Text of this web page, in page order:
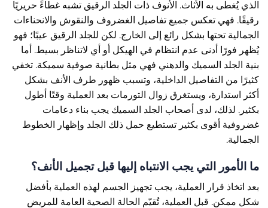
الذي يُغطى به الأثاث. الأنوف ذات الجلد الرقيق تشبه غطاءً حريريًا
رقيقًا. فهي تعكس جميع تفاصيل الغضروف والنقوش والانحناءات
الجمالية تحتها بشكل رائع إلى الخارج. لكن للجلد الرقيق عيبًا؛ فهو
يُظهر فورًا أدنى عدم انتظام في الهيكل أو أي لاتناظر بسيط. أما
بنية الجلد السميك والدهني فهي مثل بطانية صوفية سميكة. تخفي
كثيرًا من التفاصيل الداخلية، وتسبب ظهور طرف الأنف بشكل
أكثر استدارة، ويستغرق زوال التورمات بعد العملية وقتًا أطول
بكثير. لذلك، لدى أصحاب الجلد السميك يجب بناء دعامات
غضروفية أقوى بكثير تستطيع حمل ذلك الجلد وإظهار الخطوط
الجمالية.
ما الأمور التي يجب الانتباه إليها قبل تجميل الأنف؟
بعد اتخاذ قرار العملية، يجب تجهيز الجسم لهذه العملية بأفضل
شكل ممكن. قبل العملية، تُقيّم الحالة الصحية العامة للمريض